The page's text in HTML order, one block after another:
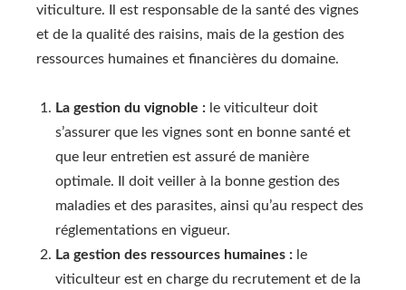
viticulture. Il est responsable de la santé des vignes
et de la qualité des raisins, mais de la gestion des
ressources humaines et financières du domaine.
La gestion du vignoble : le viticulteur doit
s’assurer que les vignes sont en bonne santé et
que leur entretien est assuré de manière
optimale. Il doit veiller à la bonne gestion des
maladies et des parasites, ainsi qu’au respect des
réglementations en vigueur.
La gestion des ressources humaines : le
viticulteur est en charge du recrutement et de la